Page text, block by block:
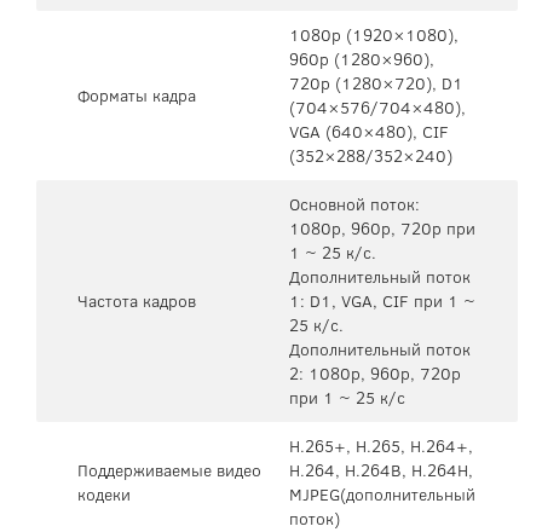
Форматы кадра
1080p (1920×1080),
960p (1280×960),
720p (1280×720), D1
(704×576/704×480),
VGA (640×480), CIF
(352×288/352×240)
Частота кадров
Основной поток:
1080p, 960p, 720p при
1 ~ 25 к/с.
Дополнительный поток
1: D1, VGA, CIF при 1 ~
25 к/с.
Дополнительный поток
2: 1080p, 960p, 720p
при 1 ~ 25 к/с
Поддерживаемые видео
кодеки
H.265+, H.265, H.264+,
H.264, H.264B, H.264H,
MJPEG(дополнительный
поток)